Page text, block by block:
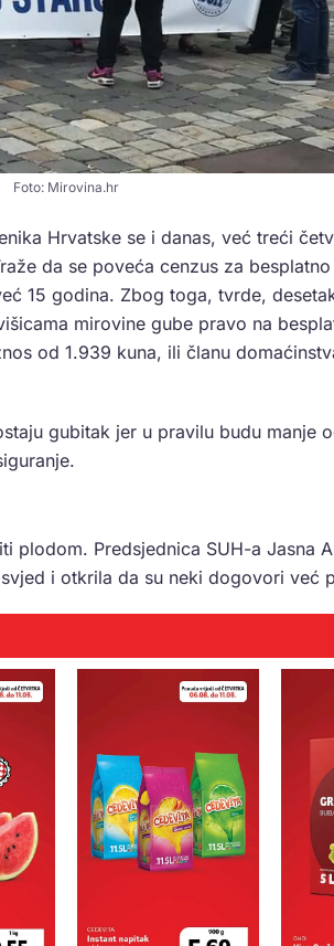
Foto: Mirovina.hr
Hrvatske se i danas, već treći
da se poveća cenzus za
15 godina. Zbog toga, tvrde,
mirovine gube pravo na
od 1.939 kuna, ili članu
gubitak jer u pravilu budu manje
plodom. Predsjednica SUH-a Jasna
i otkrila da su neki dogovori već